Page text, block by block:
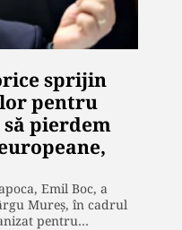
sprijin
pentru
pierdem
Emil Boc, a
Mureș, în cadrul
pentru…